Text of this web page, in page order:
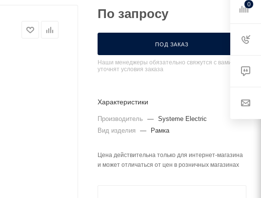
По запросу
ПОД ЗАКАЗ
Наши менеджеры обязательно свяжутся с вами и
уточнят условия заказа
Характеристики
Производитель — Systeme Electric
Вид изделия
— Рамка
Цена действительна только для интернет-магазина
и может отличаться от цен в розничных магазинах
0